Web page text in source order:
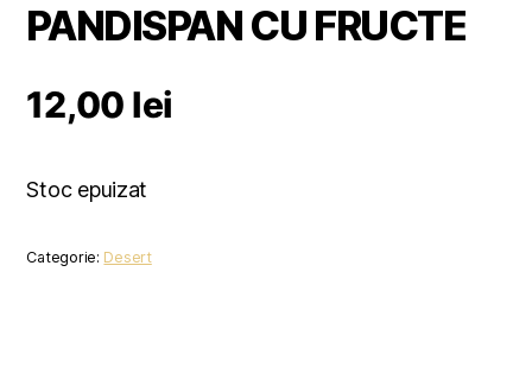
PANDISPAN CU FRUCTE
12,00 lei
Stoc epuizat
Categorie: Desert